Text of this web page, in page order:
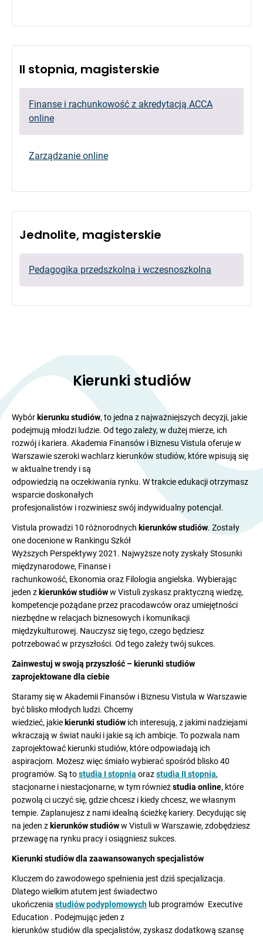
II stopnia, magisterskie
Finanse i rachunkowość z akredytacją ACCA
online
Zarządzanie online
Jednolite, magisterskie
Pedagogika przedszkolna i wczesnoszkolna
Kierunki studiów
Wybór kierunku studiów, to jedna z najważniejszych decyzji, jakie
podejmują młodzi ludzie. Od tego zależy, w dużej mierze, ich
rozwój i kariera. Akademia Finansów i Biznesu Vistula oferuje w
Warszawie szeroki wachlarz kierunków studiów, które wpisują się
w aktualne trendy i są
odpowiedzią na oczekiwania rynku. W trakcie edukacji otrzymasz
wsparcie doskonałych
profesjonalistów i rozwiniesz swój indywidualny potencjał.
Vistula prowadzi 10 różnorodnych kierunków studiów. Zostały
one docenione w Rankingu Szkół
Wyższych Perspektywy 2021. Najwyższe noty zyskały Stosunki
międzynarodowe, Finanse i
rachunkowość, Ekonomia oraz Filologia angielska. Wybierając
jeden z kierunków studióww Vistuli zyskasz praktyczną wiedzę,
kompetencje pożądane przez pracodawców oraz umiejętności
niezbędne w relacjach biznesowych i komunikacji
międzykulturowej. Nauczysz się tego, czego będziesz
potrzebować w przyszłości. Od tego zależy twój sukces.
Zainwestuj w swoją przyszłość – kierunki studiów
zaprojektowane dla ciebie
Staramy się w Akademii Finansów i Biznesu Vistula w Warszawie
być blisko młodych ludzi. Chcemy
wiedzieć, jakie kierunki studiów ich interesują, z jakimi nadziejami
wkraczają w świat nauki i jakie są ich ambicje. To pozwala nam
zaprojektować kierunki studiów, które odpowiadają ich
aspiracjom. Możesz więc śmiało wybierać spośród blisko 40
programów. Są tostudia I stopnia orazstudia II stopnia,
stacjonarne i niestacjonarne, w tym równieżstudia online, które
pozwolą ci uczyć się, gdzie chcesz i kiedy chcesz, we własnym
tempie. Zaplanujesz z nami idealną ścieżkę kariery. Decydując się
na jeden z kierunków studióww Vistuli w Warszawie, zdobędziesz
przewagę na rynku pracy i osiągniesz sukces.
Kierunki studiów dla zaawansowanych specjalistów
Kluczem do zawodowego spełnienia jest dziś specjalizacja.
Dlatego wielkim atutem jest świadectwo
ukończenia studiów podyplomowych lub programów Executive
Education . Podejmując jeden z
kierunków studiów dla specjalistów, zyskasz dodatkową szansę